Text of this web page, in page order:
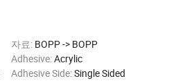
자료: BOPP -> BOPP
Adhesive:Acrylic
Adhesive Side:Single Sided